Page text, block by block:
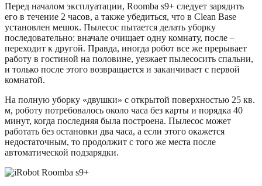
Перед началом эксплуатации, Roomba s9+ следует зарядить
его в течение 2 часов, а также убедиться, что в Clean Base
установлен мешок. Пылесос пытается делать уборку
последовательно: вначале очищает одну комнату, после –
переходит к другой. Правда, иногда робот все же прерывает
работу в гостиной на половине, уезжает пылесосить спальни,
и только после этого возвращается и заканчивает с первой
комнатой.
На полную уборку «двушки» с открытой поверхностью 25 кв.
м, роботу потребовалось около часа без карты и порядка 40
минут, когда последняя была построена. Пылесос может
работать без остановки два часа, а если этого окажется
недостаточным, то продолжит с того же места после
автоматической подзарядки.